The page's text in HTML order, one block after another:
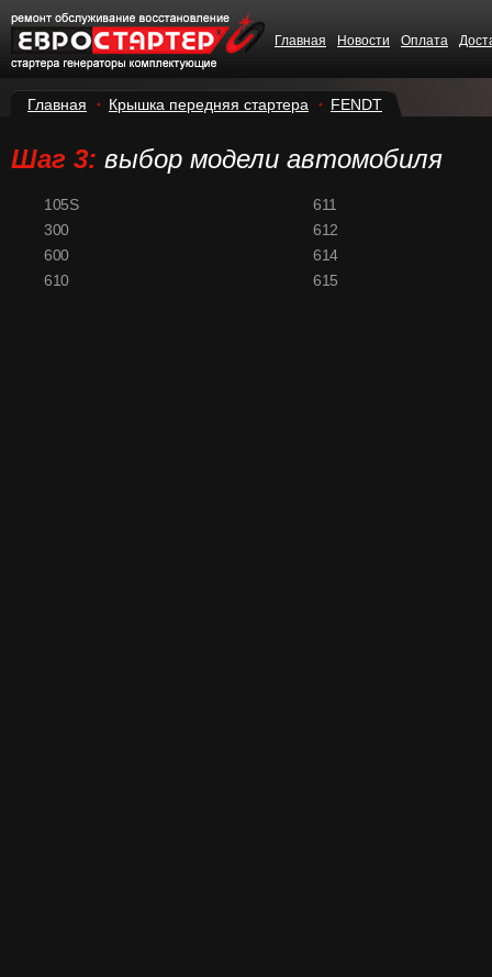
Главная Новости Оплата
Главная Крышка передняя стартера FENDT
Шаг 3: выбор модели автомобиля
105S
300
600
610
611
612
614
615